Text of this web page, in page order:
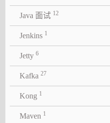
Java 面试 12
Jenkins 1
Jetty 6
Kafka 27
Kong 1
Maven 1